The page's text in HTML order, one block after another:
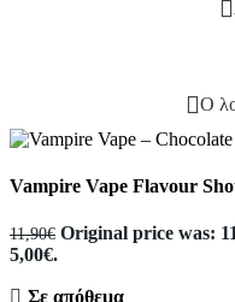
Ο
Vampire Vape Flavour
11,90€ Original price was:
5,00€.
Σε απόθεμα